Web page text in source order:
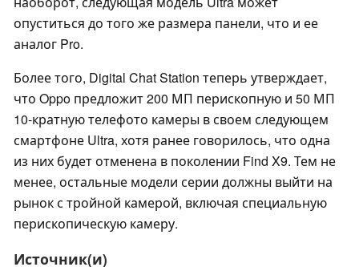
опуститься до того же размера панели, что и ее
аналог Pro.
Более того, Digital Chat Station теперь утверждает,
что Oppo предложит 200 МП перископную и 50 МП
10-кратную телефото камеры в своем следующем
смартфоне Ultra, хотя ранее говорилось, что одна
из них будет отменена в поколении Find X9. Тем не
менее, остальные модели серии должны выйти на
рынок с тройной камерой, включая специальную
перископическую камеру.
Источник(и)